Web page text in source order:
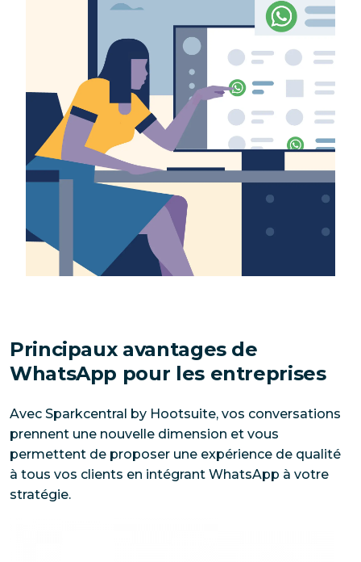
Principaux avantages de
WhatsApp pour les entreprises
Avec Sparkcentral by Hootsuite, vos conversations
prennent une nouvelle dimension et vous
permettent de proposer une expérience de qualité
à tous vos clients en intégrant WhatsApp à votre
stratégie.